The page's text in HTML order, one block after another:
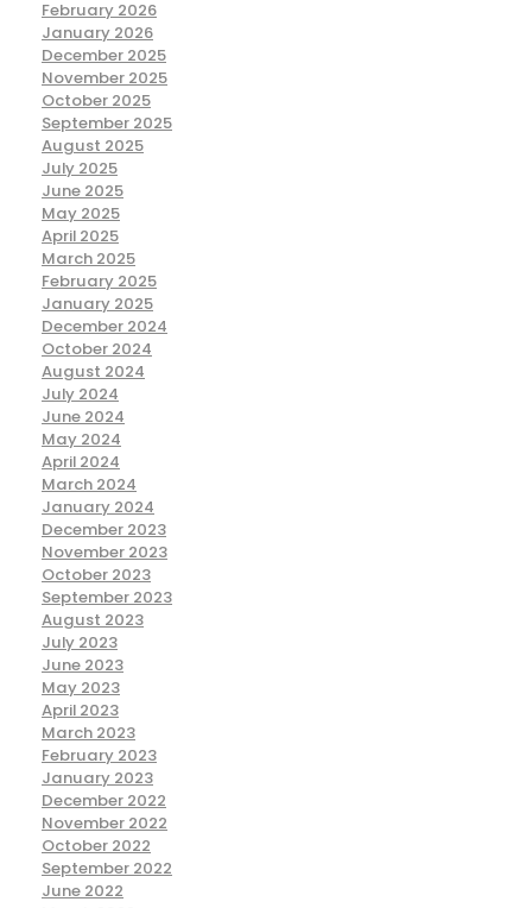
February 2026
January 2026
December 2025
November 2025
October 2025
September 2025
August 2025
July 2025
June 2025
May 2025
April 2025
March 2025
February 2025
January 2025
December 2024
October 2024
August 2024
July 2024
June 2024
May 2024
April 2024
March 2024
January 2024
December 2023
November 2023
October 2023
September 2023
August 2023
July 2023
June 2023
May 2023
April 2023
March 2023
February 2023
January 2023
December 2022
November 2022
October 2022
September 2022
June 2022